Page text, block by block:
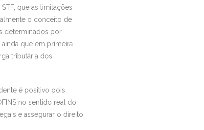
que as limitações
o conceito de
determinados por
que em primeira
tributária dos
é positivo pois
no sentido real do
e assegurar o direito